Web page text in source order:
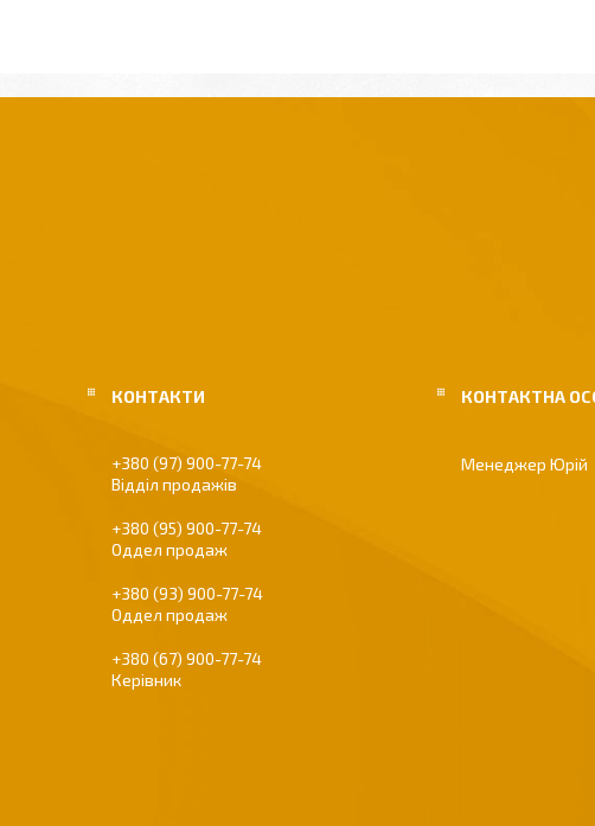
+380 (97) 900-77-74
Відділ продажів
+380 (95) 900-77-74
Оддел продаж
+380 (93) 900-77-74
Оддел продаж
+380 (67) 900-77-74
Керівник
Менеджер Юрій